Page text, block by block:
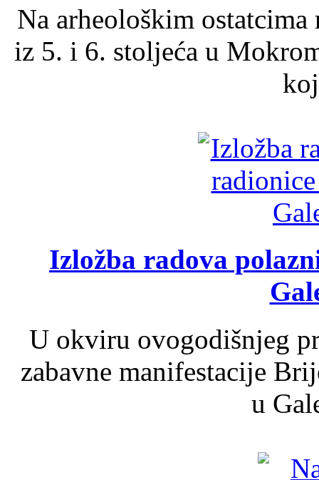
Na arheološkim
iz 5. i 6. stoljeća u
Izložba radova
U okviru ovogodišnjeg
zabavne manifestacije
u